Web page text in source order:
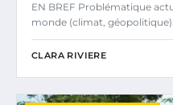
EN BREF Problématique
monde (climat, géopolitique).
CLARA RIVIERE